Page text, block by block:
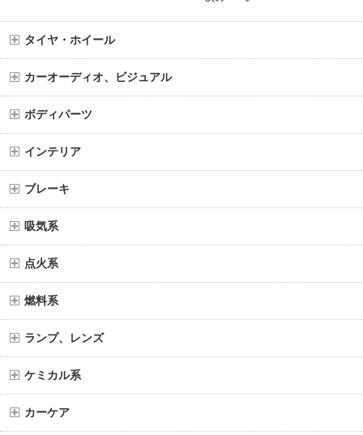
タイヤ・ホイール
カーオーディオ、ビジュアル
ボディパーツ
インテリア
ブレーキ
吸気系
点火系
燃料系
ランプ、レンズ
ケミカル系
カーケア